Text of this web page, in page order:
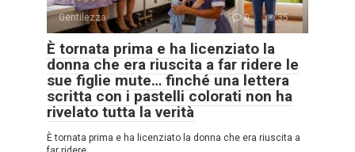
Gentilezza 0 35
È tornata prima e ha licenziato la
donna che era riuscita a far ridere le
sue figlie mute… finché una lettera
scritta con i pastelli colorati non ha
rivelato tutta la verità
È tornata prima e ha licenziato la donna che era riuscita a